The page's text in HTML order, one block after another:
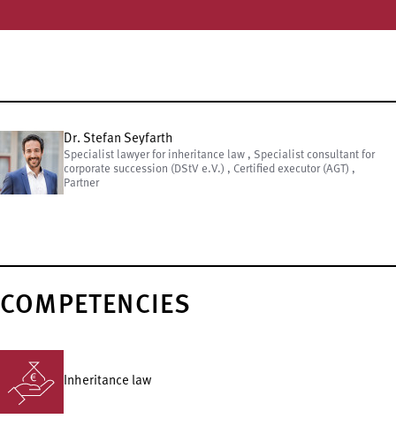
Dr. Stefan Seyfarth
Specialist lawyer for inheritance law , Specialist consultant for
corporate succession (DStV e.V.) , Certified executor (AGT) ,
Partner
COMPETENCIES
Inheritance law